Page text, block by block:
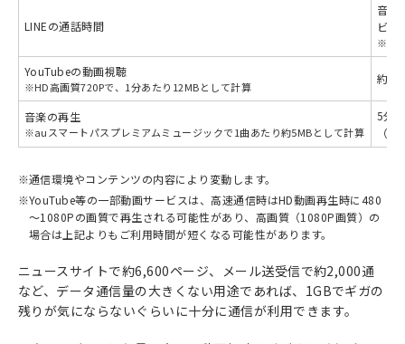
LINEの通話時間
音声
ビデ
※
YouTubeの動画視聴
※HD高画質720Pで、1分あたり12MBとして計算
約
音楽の再生
※auスマートパスプレミアムミュージックで1曲あたり約5MBとして計算
5分
（
※通信環境やコンテンツの内容により変動します。
※YouTube等の一部動画サービスは、高速通信時はHD動画再生時に480
～1080Pの画質で再生される可能性があり、高画質（1080P画質）の
場合は上記よりもご利用時間が短くなる可能性があります。
ニュースサイトで約6,600ページ、メール送受信で約2,000通
など、データ通信量の大きくない用途であれば、1GBでギガの
残りが気にならないぐらいに十分に通信が利用できます。